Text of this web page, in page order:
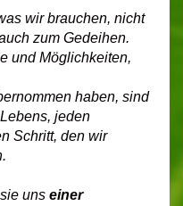
wir brauchen, nicht
zum Gedeihen.
und Möglichkeiten,
haben, sind
jeden
Schritt, den wir
uns einer